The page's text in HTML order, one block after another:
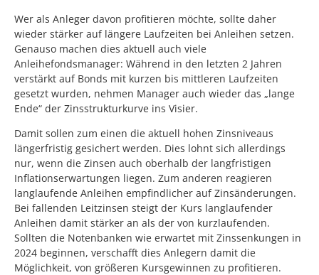
Wer als Anleger davon profitieren möchte, sollte daher
wieder stärker auf längere Laufzeiten bei Anleihen setzen.
Genauso machen dies aktuell auch viele
Anleihefondsmanager: Während in den letzten 2 Jahren
verstärkt auf Bonds mit kurzen bis mittleren Laufzeiten
gesetzt wurden, nehmen Manager auch wieder das „lange
Ende“ der Zinsstrukturkurve ins Visier.
Damit sollen zum einen die aktuell hohen Zinsniveaus
längerfristig gesichert werden. Dies lohnt sich allerdings
nur, wenn die Zinsen auch oberhalb der langfristigen
Inflationserwartungen liegen. Zum anderen reagieren
langlaufende Anleihen empfindlicher auf Zinsänderungen.
Bei fallenden Leitzinsen steigt der Kurs langlaufender
Anleihen damit stärker an als der von kurzlaufenden.
Sollten die Notenbanken wie erwartet mit Zinssenkungen in
2024 beginnen, verschafft dies Anlegern damit die
Möglichkeit, von größeren Kursgewinnen zu profitieren.